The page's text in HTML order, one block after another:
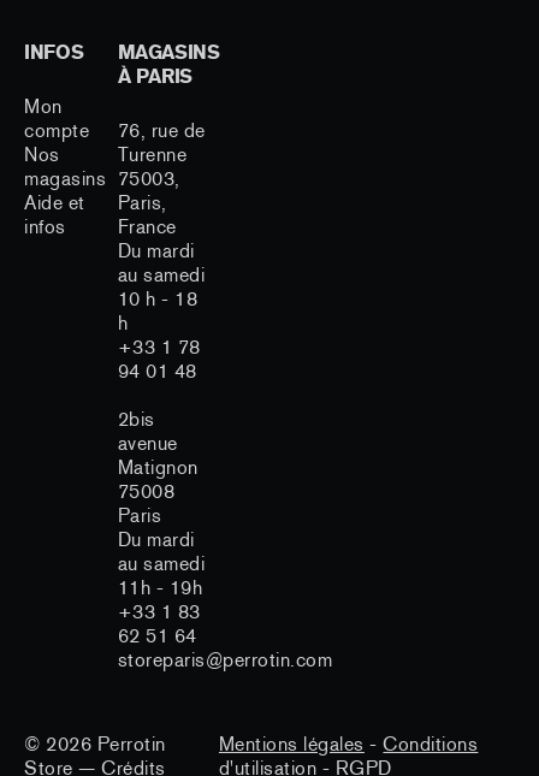
INFOS
Mon
compte
Nos
magasins
Aide et
infos
MAGASINS
À PARIS
76, rue de
Turenne
75003,
Paris,
France
Du mardi
au samedi
10 h - 18
h
+33 1 78
94 01 48
2bis
avenue
Matignon
75008
Paris
Du mardi
au samedi
11h - 19h
+33 1 83
62 51 64
storeparis@perrotin.com
© 2026 Perrotin
Store — Crédits
Mentions légales -Conditions
d'utilisation - RGPD
votre vie
afin d'assurer le fonctionnement et
améliorer votre expérience
personnalisées.
de cookies non strictement
par